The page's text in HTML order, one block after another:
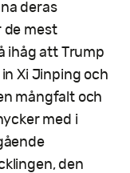
deras
de mest
ihåg att Trump
Xi Jinping och
mångfalt och
med i
den